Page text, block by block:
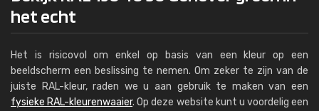
het echt
Het is risicovol om enkel op basis van een kleur op een
beeldscherm een beslissing te nemen. Om zeker te zijn van de
juiste RAL-kleur, raden we u aan gebruik te maken van een
fysieke RAL-kleurenwaaier. Op deze website kunt u voordelig een